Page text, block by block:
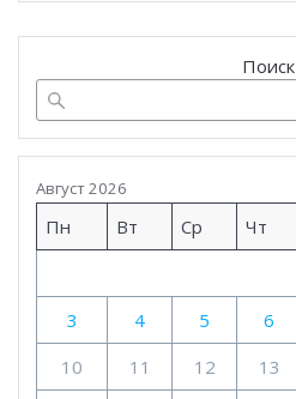
Поиск
Август 2026
Пн Вт Ср Чт
3
4 5 6
10
11 12 13